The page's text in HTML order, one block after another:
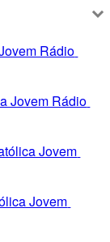
Rádio
Jovem Rádio
Jovem
Jovem